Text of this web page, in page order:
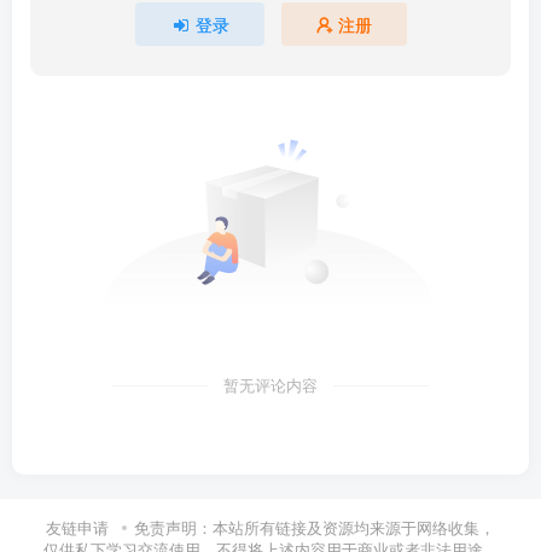
登录 注册
暂无评论内容
友链申请
免责声明：本站所有链接及资源均来源于网络收集，